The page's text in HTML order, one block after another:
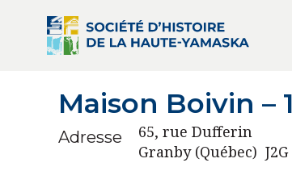
Maison Boivin –
Adresse
65, rue Dufferin
Granby (Québec)